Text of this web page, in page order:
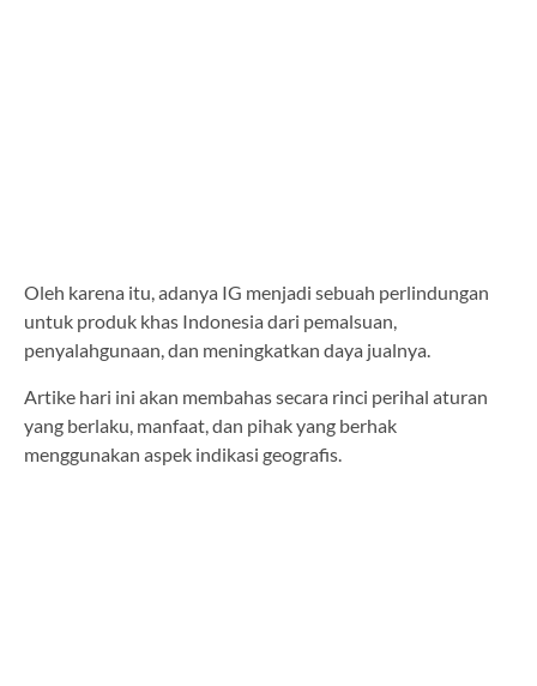
Oleh karena itu, adanya IG menjadi sebuah perlindungan
untuk produk khas Indonesia dari pemalsuan,
penyalahgunaan, dan meningkatkan daya jualnya.
Artike hari ini akan membahas secara rinci perihal aturan
yang berlaku, manfaat, dan pihak yang berhak
menggunakan aspek indikasi geografis.